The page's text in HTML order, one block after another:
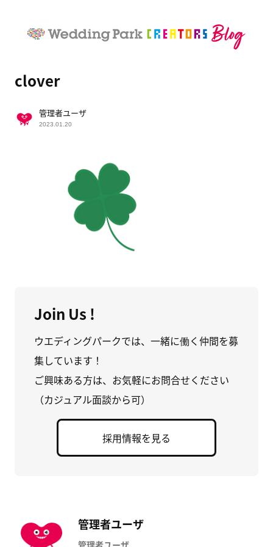
clover
管理者ユーザ
2023.01.20
Join Us !
ウエディングパークでは、一緒に働く仲間を募
集しています！
ご興味ある方は、お気軽にお問合せください
（カジュアル面談から可）
採用情報を見る
管理者ユーザ
管理者ユーザ